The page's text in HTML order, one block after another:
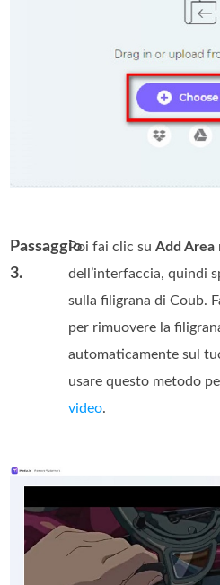
Passaggio
3.
Poi fai clic suAdd Area
dell’interfaccia, quindi
sulla filigrana di Coub.
per rimuovere la
automaticamente sul
usare questo metodo
video.